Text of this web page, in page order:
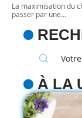
La maximisation du
passer par une…
À LA